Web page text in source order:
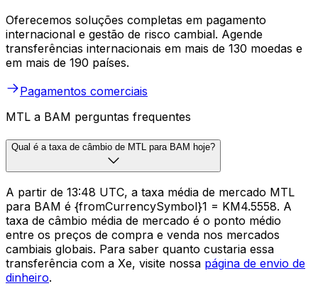
Oferecemos soluções completas em pagamento
internacional e gestão de risco cambial. Agende
transferências internacionais em mais de 130 moedas e
em mais de 190 países.
Pagamentos comerciais
MTL a BAM perguntas frequentes
Qual é a taxa de câmbio de MTL para BAM hoje?
A partir de 13:48 UTC, a taxa média de mercado MTL
para BAM é {fromCurrencySymbol}1 = KM4.5558. A
taxa de câmbio média de mercado é o ponto médio
entre os preços de compra e venda nos mercados
cambiais globais. Para saber quanto custaria essa
transferência com a Xe, visite nossa página de envio de
dinheiro.